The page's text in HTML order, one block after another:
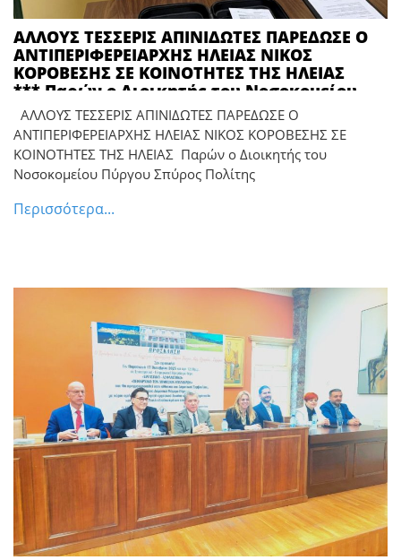
ΑΛΛΟΥΣ ΤΕΣΣΕΡΙΣ ΑΠΙΝΙΔΩΤΕΣ ΠΑΡΕΔΩΣΕ Ο
ΑΝΤΙΠΕΡΙΦΕΡΕΙΑΡΧΗΣ ΗΛΕΙΑΣ ΝΙΚΟΣ
ΚΟΡΟΒΕΣΗΣ ΣΕ ΚΟΙΝΟΤΗΤΕΣ ΤΗΣ ΗΛΕΙΑΣ
*** Παρών ο Διοικητής του Νοσοκομείου
Πύργου Σπύρος Πολίτης
ΑΛΛΟΥΣ ΤΕΣΣΕΡΙΣ ΑΠΙΝΙΔΩΤΕΣ ΠΑΡΕΔΩΣΕ Ο
ΑΝΤΙΠΕΡΙΦΕΡΕΙΑΡΧΗΣ ΗΛΕΙΑΣ ΝΙΚΟΣ ΚΟΡΟΒΕΣΗΣ ΣΕ
ΚΟΙΝΟΤΗΤΕΣ ΤΗΣ ΗΛΕΙΑΣ Παρών ο Διοικητής του
Νοσοκομείου Πύργου Σπύρος Πολίτης
Περισσότερα...